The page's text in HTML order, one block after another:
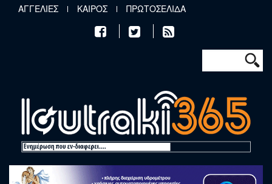
Παράκαμψη προς το κυρίως περιεχόμενο
ΑΓΓΕΛΙΕΣ ΚΑΙΡΟΣ ΠΡΩΤΟΣΕΛΙΔΑ
Φόρμα
Αναζήτηση